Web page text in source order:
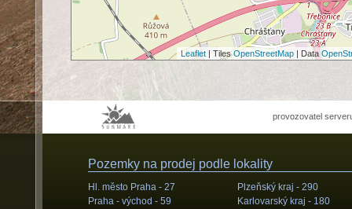
Leaflet | TilesOpenStreetMap | Data
provozovatel
Pozemky na prodej podle lokality
Hl. město Praha - 27
Praha - východ - 59
Plzeňský kraj - 290
Karlovarský kraj - 180